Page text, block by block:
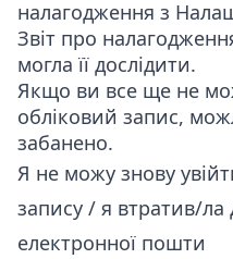
налагодження з
Звіт про
могла її дослідити.
Якщо ви все ще не
обліковий запис,
забанено.
Я не можу знову
запису / я втратив/ла
електронної пошти